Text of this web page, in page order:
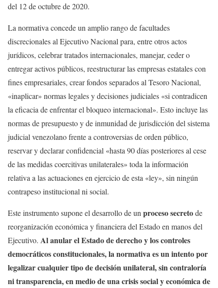
del 12 de octubre de 2020.
La normativa concede un amplio rango de facultades
discrecionales al Ejecutivo Nacional para, entre otros actos
jurídicos, celebrar tratados internacionales, manejar, ceder o
entregar activos públicos, reestructurar las empresas estatales con
fines empresariales, crear fondos separados al Tesoro Nacional,
«inaplicar» normas legales y decisiones judiciales «si contradicen
la eficacia de enfrentar el bloqueo internacional». Esto incluye las
normas de presupuesto y de inmunidad de jurisdicción del sistema
judicial venezolano frente a controversias de orden público,
reservar y declarar confidencial «hasta 90 días posteriores al cese
de las medidas coercitivas unilaterales» toda la información
relativa a las actuaciones en ejercicio de esta «ley», sin ningún
contrapeso institucional ni social.
Este instrumento supone el desarrollo de un proceso secretode
reorganización económica y financiera del Estado en manos del
Ejecutivo. Al anular el Estado de derecho y los controles
democráticos constitucionales, la normativa es un intento por
legalizar cualquier tipo de decisión unilateral, sin contraloría
ni transparencia, en medio de una crisis social y económica de